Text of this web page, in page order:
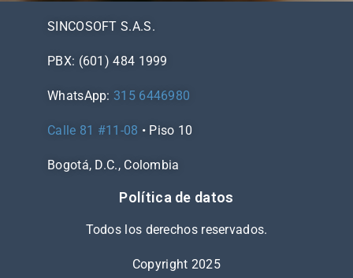
SINCOSOFT S.A.S.
PBX: (601) 484 1999
WhatsApp: 315 6446980
Calle 81 #11-08 • Piso 10
Bogotá, D.C., Colombia
Política de datos
Todos los derechos reservados.
Copyright 2025